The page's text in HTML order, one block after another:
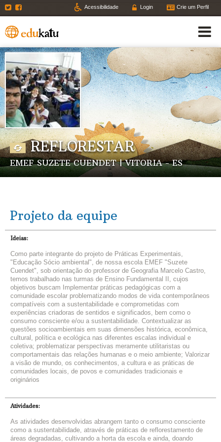
Twitter Acessibilidade Login Crie um Perfil
REFLORESTAR
EMEF SUZETE CUENDET | VITORIA - ES
Projeto da equipe
Ideias:
Como parte integrante do projeto de Práticas Experimentais,
"Educação Sócio ambiental", de nossa escola EMEF "Suzete
Cuendet", sob orientação do professor de Geografia Marcelo Castro,
temos trabalhado nas turmas de Ensino Fundamental II, cujos
objetivos buscam Implementar práticas pedagógicas com a
comunidade escolar problematizando modos de vida contemporâneos
compatíveis com a sustentabilidade e comprometidas com
experiências criadoras de sentidos e significados, bem como o
consumo consciente e/ou a sustentabilidade. Contextualizar as
questões socioambientais em suas dimensões histórica, econômica,
cultural, política e ecológica nas diferentes escalas individual e
coletiva; problematizar perspectivas meramente utilitaristas ou
comportamentais das relações humanas e o meio ambiente; Valorizar
a visão de mundo, os conhecimentos, a cultura e as práticas de
comunidades locais, de povos e comunidades tradicionais e
originários
Atividades:
As atividades desenvolvidas abrangem tanto o consumo consciente
como a sustentabilidade, através de práticas de reflorestamento de
áreas degradadas, cultivando a horta da escola e ainda, doando